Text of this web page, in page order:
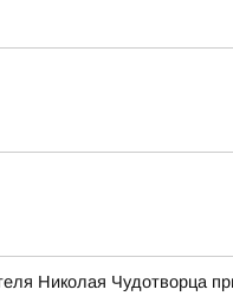
Николая Чудотворца